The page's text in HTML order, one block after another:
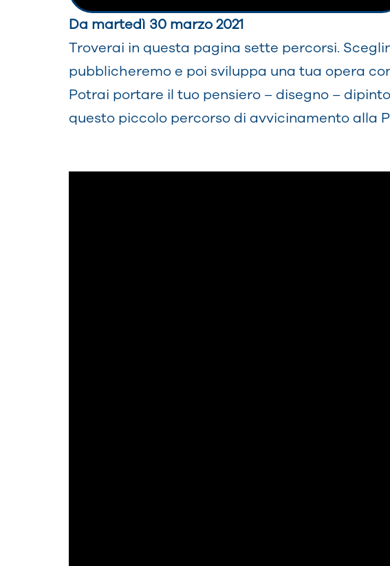
Da martedì 30 marzo 2021
Troverai in questa pagina sette percorsi.
pubblicheremo e poi sviluppa una tua opera
Potrai portare il tuo pensiero – disegno –
questo piccolo percorso di avvicinamento alla